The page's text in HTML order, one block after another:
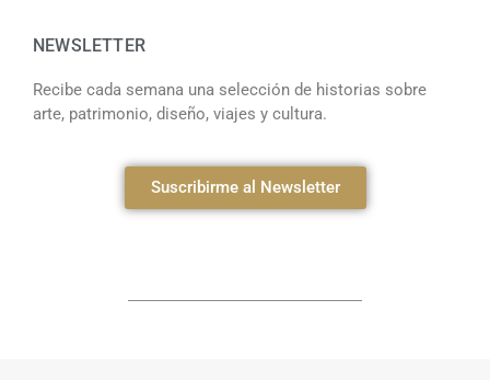
NEWSLETTER
Recibe cada semana una selección de historias sobre
arte, patrimonio, diseño, viajes y cultura.
Suscribirme al Newsletter